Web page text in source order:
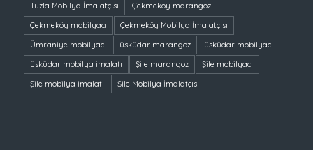
Tuzla Mobilya İmalatçısı
Çekmeköy marangoz
Çekmeköy mobilyacı
Çekmeköy Mobilya İmalatçısı
Ümraniye mobilyacı
üsküdar marangoz
üsküdar mobilyacı
üsküdar mobilya imalatı
Şile marangoz
Şile mobilyacı
Şile mobilya imalatı
Şile Mobilya İmalatçısı